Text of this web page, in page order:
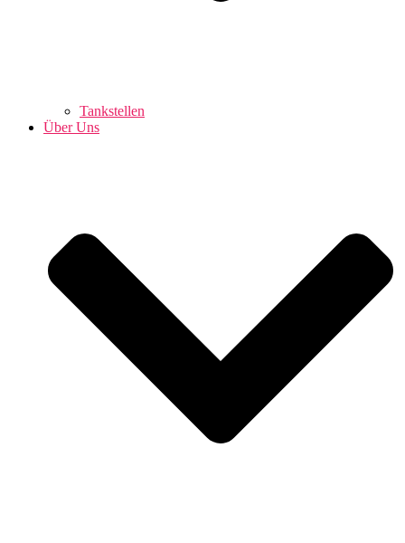
Tankstellen
Über Uns